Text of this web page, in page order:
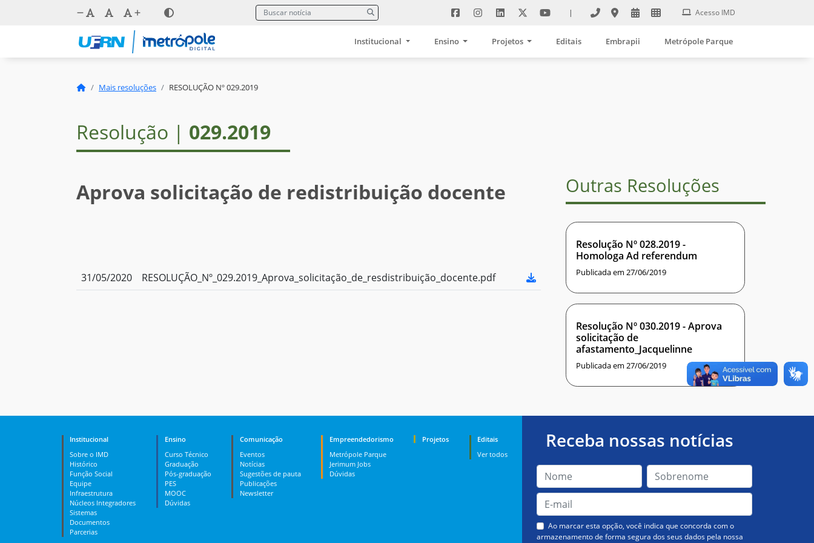
| Acesso IMD
Institucional Ensino Projetos Editais Embrapii Metrópole Parque
Mais resoluções RESOLUÇÃO Nº 029.2019
Resolução | 029.2019
Aprova solicitação de redistribuição docente
31/05/2020 RESOLUÇÃO_Nº_029.2019_Aprova_solicitação_de_resdistribuição_docente.pdf
Outras Resoluções
Resolução Nº 028.2019 -
Homologa Ad referendum
Publicada em 27/06/2019
Resolução Nº 030.2019 - Aprova
solicitação de
afastamento_Jacquelinne
Publicada em 27/06/2019
Institucional
Sobre o IMD
Histórico
Função Social
Equipe
Infraestrutura
Núcleos Integradores
Sistemas
Documentos
Parcerias
Ensino
Curso Técnico
Graduação
Pós-graduação
PES
MOOC
Dúvidas
Comunicação
Eventos
Notícias
Sugestões de pauta
Publicações
Newsletter
Empreendedorismo
Metrópole Parque
Jerimum Jobs
Dúvidas
Projetos
Editais
Ver todos
Receba nossas notícias
Ao marcar esta opção, você indica que concorda com o
armazenamento de forma segura dos seus dados pela nossa